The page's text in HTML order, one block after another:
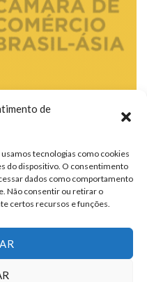
de
tecnologias como cookies
do dispositivo. O consentimento
dados como comportamento
Não consentir ou retirar o
certos recursos e funções.